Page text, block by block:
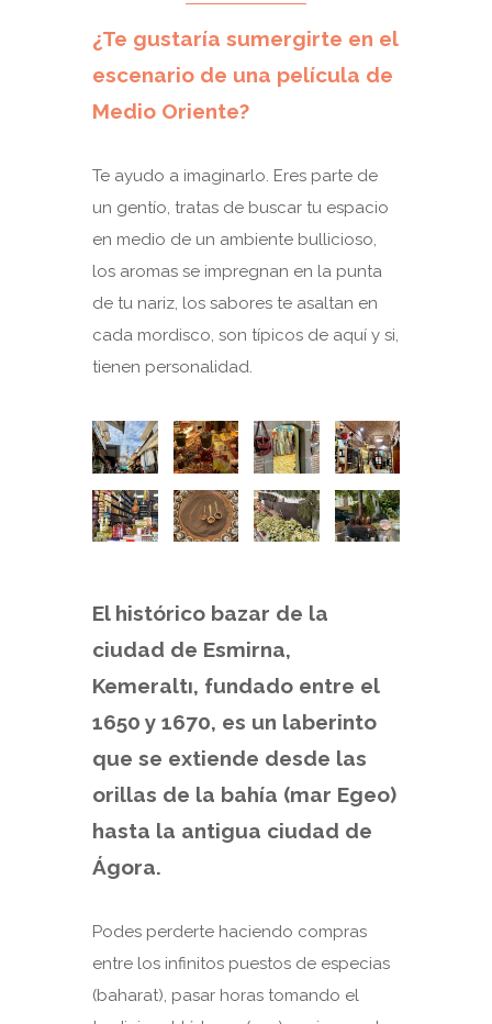
¿Te gustaría sumergirte en el
escenario de una película de
Medio Oriente?
Te ayudo a imaginarlo. Eres parte de
un gentío, tratas de buscar tu espacio
en medio de un ambiente bullicioso,
los aromas se impregnan en la punta
de tu nariz, los sabores te asaltan en
cada mordisco, son típicos de aquí y si,
tienen personalidad.
El histórico bazar de la
ciudad de Esmirna,
Kemeraltı, fundado entre el
1650 y 1670, es un laberinto
que se extiende desde las
orillas de la bahía (mar Egeo)
hasta la antigua ciudad de
Ágora.
Podes perderte haciendo compras
entre los infinitos puestos de especias
(baharat), pasar horas tomando el